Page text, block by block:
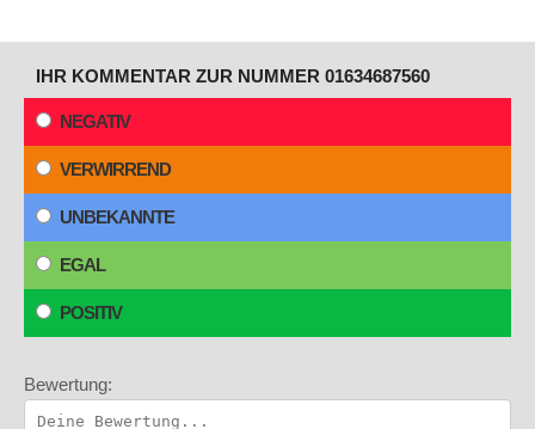
IHR KOMMENTAR ZUR NUMMER 01634687560
NEGATIV
VERWIRREND
UNBEKANNTE
EGAL
POSITIV
Bewertung: